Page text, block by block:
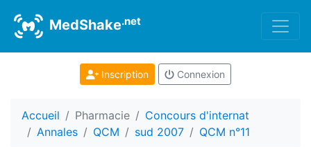
MedShake.net
Inscription Connexion
Accueil Pharmacie
Concours d'internat
Annales
QCM sud 2007 QCM n°11